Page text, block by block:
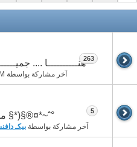
هنــــــــــا ....
آخر مشاركة بواسطة
263
°ˆ~*¤®§(*§
آخر مشاركة بواسطة بيكـ
5